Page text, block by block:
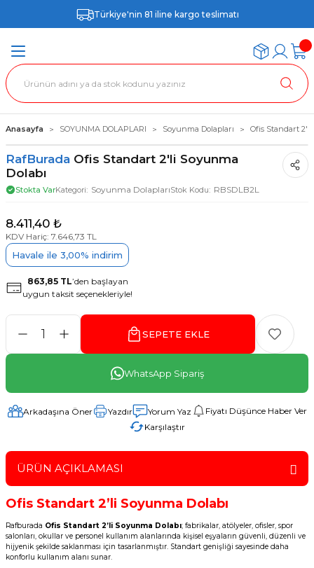
Türkiye'nin 81 iline kargo teslimatı
Anasayfa SOYUNMA DOLAPLARI Soyunma Dolapları Ofis Standart 2'li
RafBurada Ofis Standart 2'li Soyunma
Dolabı
Stokta VarKategori Soyunma DolaplarıStok Kodu RBSDLB2L
8.411,40 ₺
KDV Hariç: 7.646,73 TL
Havale ile 3,00% indirim
863,85 TL’den başlayan
uygun taksit seçenekleriyle!
SEPETE EKLE
WhatsApp Sipariş
Arkadaşına Öner Yazdır Yorum Yaz
Fiyatı Düşünce Haber Ver
Karşılaştır
ÜRÜN AÇIKLAMASI
Ofis Standart 2’li Soyunma Dolabı
Rafburada Ofis Standart 2’li Soyunma Dolabı; fabrikalar, atölyeler, ofisler, spor
salonları, okullar ve personel kullanım alanlarında kişisel eşyaların güvenli, düzenli ve
hijyenik şekilde saklanması için tasarlanmıştır. Standart genişliği sayesinde daha
konforlu kullanım alanı sunar.